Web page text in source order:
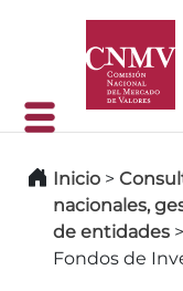
Inicio >
nacionales,
de entidades >
Fondos de